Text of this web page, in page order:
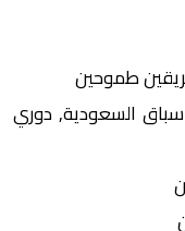
طموحين
السعودية, دوري